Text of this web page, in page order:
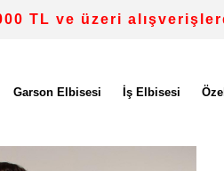
TL ve üzeri
Garson Elbisesi İş Elbisesi